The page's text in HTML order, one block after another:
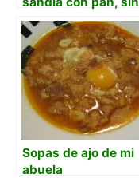
tomate
Sopas de ajo de mi
abuela